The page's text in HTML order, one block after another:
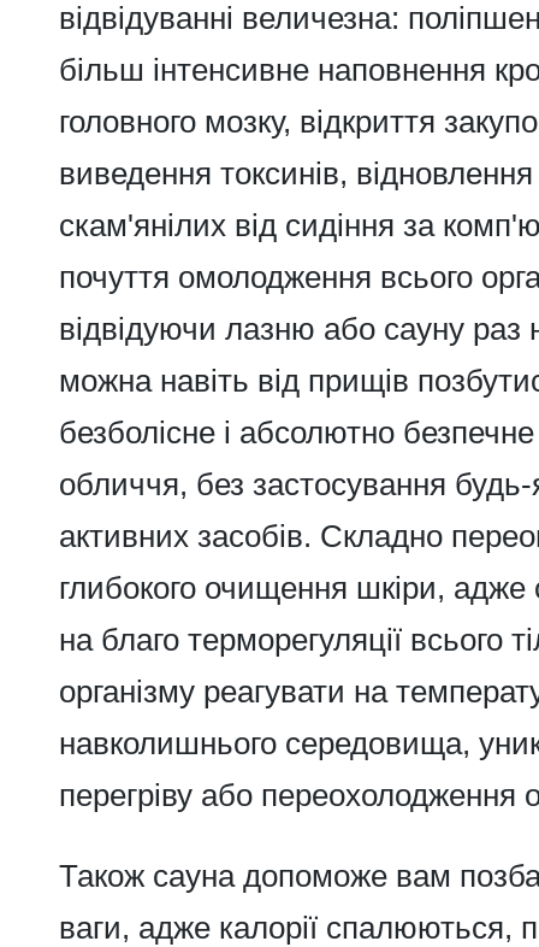
відвідуванні величезна:
більш інтенсивне наповнення
головного мозку, відкриття
виведення токсинів,
скам'янілих від сидіння за
почуття омолодження всього
відвідуючи лазню або сауну раз
можна навіть від прищів
безболісне і абсолютно
обличчя, без застосування будь-
активних засобів. Складно
глибокого очищення шкіри,
на благо терморегуляції всього
організму реагувати на
навколишнього середовища,
перегріву або переохолодження
Також сауна допоможе вам
ваги, адже калорії спалюються,